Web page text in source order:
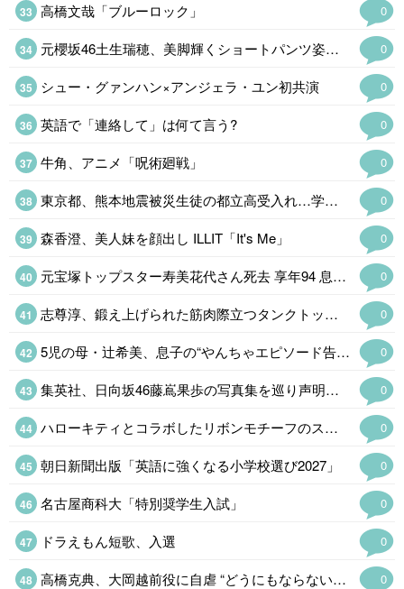
0
高橋文哉「ブルーロック」
0
元櫻坂46土生瑞穂、美脚輝くショートパンツ姿公開「脚が長くて綺麗」…
0
シュー・グァンハン×アンジェラ・ユン初共演
0
英語で「連絡して」は何て言う?
0
牛角、アニメ「呪術廻戦」
0
東京都、熊本地震被災生徒の都立高受入れ…学力検査
0
森香澄、美人妹を顔出し ILLIT「It's Me」
0
元宝塚トップスター寿美花代さん死去 享年94 息子・高嶋政宏&政伸がコメント…
0
志尊淳、鍛え上げられた筋肉際立つタンクトップ姿にファン歓喜「ギャップがす…
0
5児の母・辻希美、息子の“やんちゃエピソード告白「菓子折りを買い溜めしてい…
0
集英社、日向坂46藤嶌果歩の写真集を巡り声明発表 注意喚起も「必要に応じて法的措置を含む対応を検討」
0
ハローキティとコラボしたリボンモチーフのスイーツビュッフェ、京都センチュリーホテルで開催
0
朝日新聞出版「英語に強くなる小学校選び2027」
0
名古屋商科大「特別奨学生入試」
0
ドラえもん短歌、入選
0
高橋克典、大岡越前役に自虐 “どうにもならないポイント告白「補っていきたい」…